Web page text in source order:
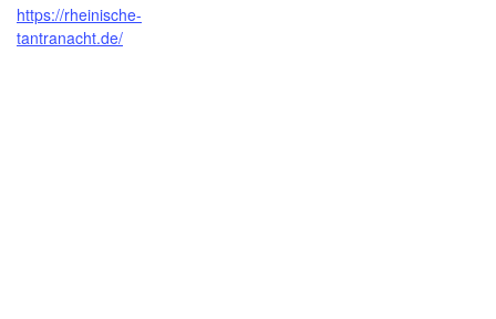
https://rheinische-
tantranacht.de/